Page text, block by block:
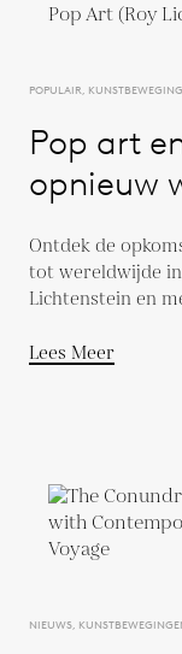
POPULAIR,
Pop art
opnieuw
Ontdek de
tot wereldwijde
Lichtenstein en
Lees Meer
NIEUWS,